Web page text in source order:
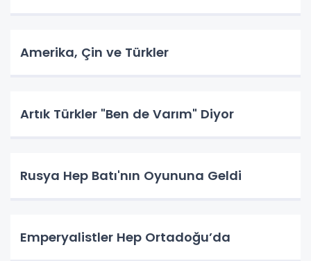
Amerika, Çin ve Türkler
Artık Türkler "Ben de Varım" Diyor
Rusya Hep Batı'nın Oyununa Geldi
Emperyalistler Hep Ortadoğu’da